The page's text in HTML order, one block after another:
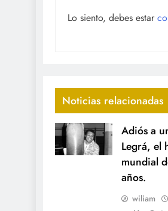
Lo siento, debes estar
Noticias relacionadas
Adiós a
Legrá, el
mundial
años.
wiliam